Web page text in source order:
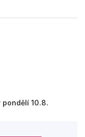
10.8.